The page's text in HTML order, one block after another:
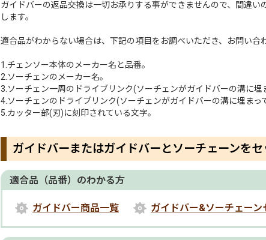
ガイドバーの返品交換は一切お承りする事ができませんので、間違
します。
適合品がわからない場合は、下記の項目をお調べいただき、お問い合
1.チェンソー本体のメーカー名と品番。
2.ソーチェンのメーカー名。
3.ソーチェン一周のドライブリンク(ソーチェンがガイドバーの溝に埋
4.ソーチェンのドライブリンク(ソーチェンがガイドバーの溝に埋まっ
5.カッター部(刃)に刻印されている文字。
ガイドバーまたはガイドバーとソーチェーンを
適合品（品番）のわかる方
ガイドバー商品一覧 ガイドバー&ソーチェー